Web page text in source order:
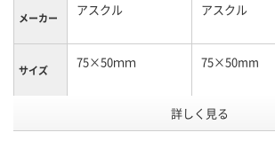
メーカー アスクル アスクル
サイズ 75×50ｍｍ 75×50mm
パステルカラー
詳しく見る